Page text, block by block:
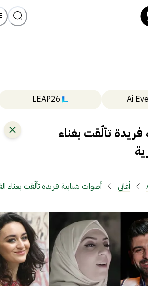
Ai
LEAP26
تألّقت بغناء
أغاني أصوات شبابية فريدة تألّقت بغناء